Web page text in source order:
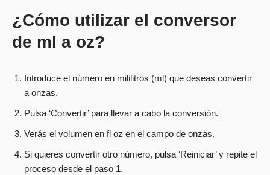
¿Cómo utilizar el conversor
de ml a oz?
Introduce el número en mililitros (ml) que deseas convertir
a onzas.
Pulsa ‘Convertir’ para llevar a cabo la conversión.
Verás el volumen en fl oz en el campo de onzas.
Si quieres convertir otro número, pulsa ‘Reiniciar’ y repite el
proceso desde el paso 1.